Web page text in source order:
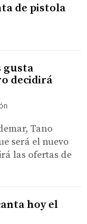
de pistola
gusta
decidirá
Tano
será el nuevo
las ofertas de
hoy el